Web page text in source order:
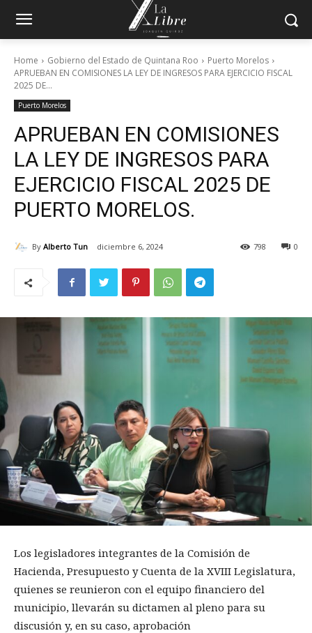
Home Gobierno del Estado de Quintana Roo
Puerto Morelos
APRUEBAN EN COMISIONES LA LEY DE INGRESOS PARA EJERCICIO FISCAL
2025 DE...
Puerto Morelos
APRUEBAN EN COMISIONES
LA LEY DE INGRESOS PARA
EJERCICIO FISCAL 2025 DE
PUERTO MORELOS.
By Alberto Tun diciembre 6, 2024 0
798
Los legisladores integrantes de la Comisión de
Hacienda, Presupuesto y Cuenta de la XVIII Legislatura,
quienes se reunieron con el equipo financiero del
municipio, llevarán su dictamen al pleno para su
discusión y, en su caso, aprobación